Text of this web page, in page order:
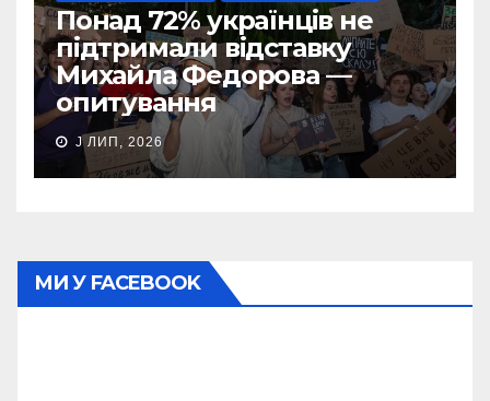
Понад 72% українців не
підтримали відставку
Михайла Федорова —
опитування
J ЛИП, 2026
МИ У FACEBOOK